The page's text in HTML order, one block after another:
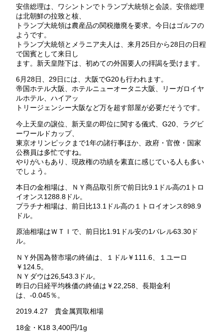
安倍総理は、ワシントンでトランプ大統領と会談。安倍総理
は北朝鮮の拉致と核、
トランプ大統領は農産品の関税撤廃を要求。今日はゴルフの
ようです。
トランプ大統領とメラニア夫人は、来月25日から28日の日程
で国賓として来日し
ます。新天皇陛下は、初めての外国要人の拝謁を受けます。
6月28日、29日には、大阪でG20も行われます。
帝国ホテル大阪、ホテルニューオータニ大阪、リーガロイヤ
ルホテル、ハイアッ
トリージェンシー大阪など万を超す部屋が必要だそうです。
今上天皇の譲位、新天皇の即位に関する儀式、G20、ラグビ
ーワールドカップ、
東京オリンピックまで1年の諸行事ほか、政府・官僚・国家
公務員は多忙ですね。
やりがいもあり、現政権の功績を素直に感じている人も多い
でしょう。
本日の金相場は、ＮＹ商品取引所で前日比9.1ドル高の1トロ
イオンス1288.8ドル。
プラチナ相場は、前日比13.1ドル高の１トロイオンス898.9
ドル。
原油相場はＷＴＩで、前日比1.91ドル安の1バレル63.30ド
ル。
ＮＹ外国為替市場の終値は、１ドル￥111.6、１ユーロ
￥124.5。
ＮＹダウは26,543.3ドル。
昨日の日経平均株価の終値は￥22,258、長期金利
は、-0.045％。
2019.4.27 貴金属買取相場
18金・K18 3,400円/1g